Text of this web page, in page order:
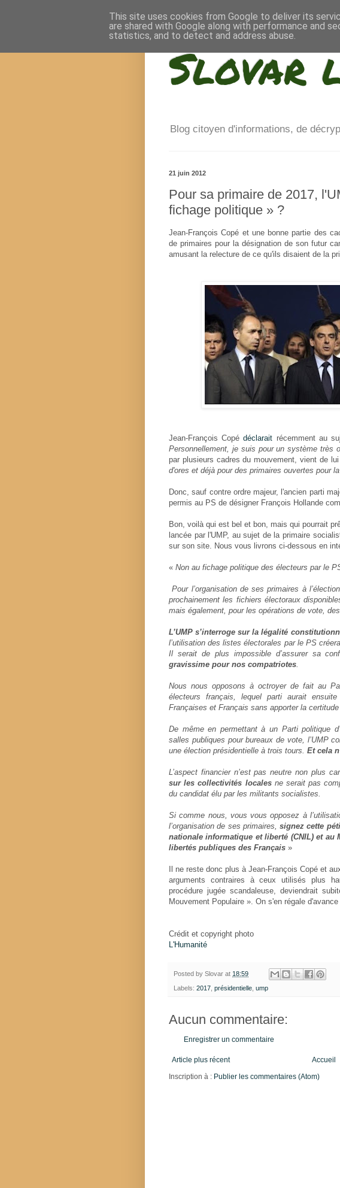
Slovar
Blog citoyen d'informations, de
21 juin 2012
Pour sa primaire de 2017,
fichage politique » ?
Jean-François Copé et une bonne partie des
de primaires pour la désignation de son futur
amusant la relecture de ce qu'ils disaient de la
Jean-François Copédéclarait récemment au
Personnellement, je suis pour un système très
par plusieurs cadres du mouvement, vient de
d'ores et déjà pour des primaires ouvertes pour
Donc, sauf contre ordre majeur, l'ancien parti
permis au PS de désigner François Hollande
Bon, voilà qui est bel et bon, mais qui pourrait
lancée par l'UMP, au sujet de la primaire
sur son site. Nous vous livrons ci-dessous en
« Non au fichage politique des électeurs par le
Pour l’organisation de ses primaires à
prochainement les fichiers électoraux
mais également, pour les opérations de vote,
L’UMP s’interroge sur la légalité
l’utilisation des listes électorales par le PS
Il serait de plus impossible d’assurer sa
gravissime pour nos compatriotes.
Nous nous opposons à octroyer de fait au
électeurs français, lequel parti aurait
Françaises et Français sans apporter la
De même en permettant à un Parti politique
salles publiques pour bureaux de vote, l’UMP
une élection présidentielle à trois tours. Et cela
L’aspect financier n’est pas neutre non plus
sur les collectivités localesne serait pas
du candidat élu par les militants socialistes.
Si comme nous, vous vous opposez à
l’organisation de ses primaires,signez cette
nationale informatique et liberté (CNIL) et au
libertés publiques des Français »
Il ne reste donc plus à Jean-François Copé et
arguments contraires à ceux utilisés plus
procédure jugée scandaleuse, deviendrait
Mouvement Populaire ». On s'en régale d'avance
Crédit et copyright photo
L'Humanité
Posted by Slovar at 18:59
Labels: 2017, présidentielle, ump
Aucun commentaire:
Enregistrer un commentaire
Article plus récent
Accueil
Inscription à : Publier les commentaires (Atom)
This site uses cookies from Google to deliver its
are shared with Google along with performance and
statistics, and to detect and address abuse.